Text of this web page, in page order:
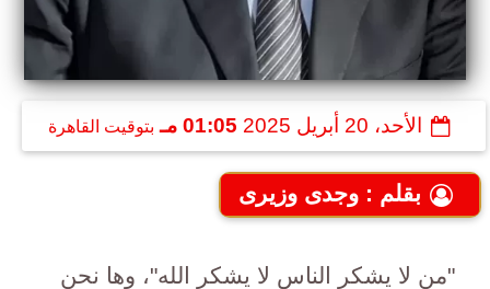
الأحد، 20 أبريل 2025 01:05 مـ بتوقيت القاهرة
بقلم : وجدى وزيرى
"من لا يشكر الناس لا يشكر الله"، وها نحن